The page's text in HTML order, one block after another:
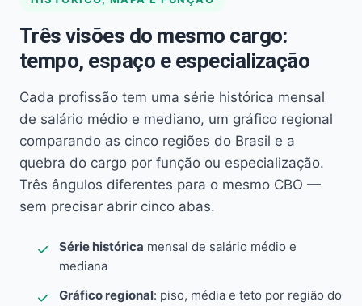
Três visões do mesmo cargo:
tempo, espaço e especialização
Cada profissão tem uma série histórica mensal
de salário médio e mediano, um gráfico regional
comparando as cinco regiões do Brasil e a
quebra do cargo por função ou especialização.
Três ângulos diferentes para o mesmo CBO —
sem precisar abrir cinco abas.
Série histórica mensal de salário médio e
mediana
Gráfico regional: piso, média e teto por região do